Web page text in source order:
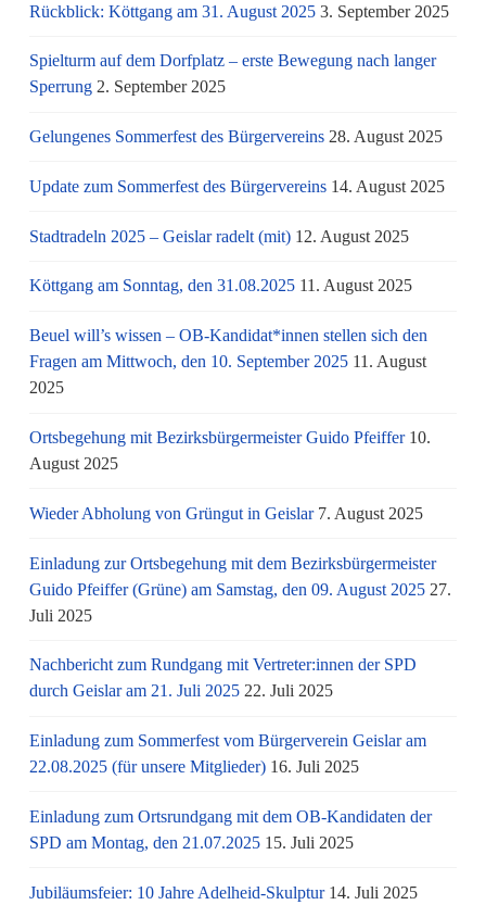
Rückblick: Köttgang am 31. August 2025 3. September 2025
Spielturm auf dem Dorfplatz – erste Bewegung nach langer
Sperrung 2. September 2025
Gelungenes Sommerfest des Bürgervereins 28. August 2025
Update zum Sommerfest des Bürgervereins 14. August 2025
Stadtradeln 2025 – Geislar radelt (mit) 12. August 2025
Köttgang am Sonntag, den 31.08.2025 11. August 2025
Beuel will’s wissen – OB-Kandidat*innen stellen sich den
Fragen am Mittwoch, den 10. September 2025 11. August
2025
Ortsbegehung mit Bezirksbürgermeister Guido Pfeiffer 10.
August 2025
Wieder Abholung von Grüngut in Geislar 7. August 2025
Einladung zur Ortsbegehung mit dem Bezirksbürgermeister
Guido Pfeiffer (Grüne) am Samstag, den 09. August 2025 27.
Juli 2025
Nachbericht zum Rundgang mit Vertreter:innen der SPD
durch Geislar am 21. Juli 2025 22. Juli 2025
Einladung zum Sommerfest vom Bürgerverein Geislar am
22.08.2025 (für unsere Mitglieder) 16. Juli 2025
Einladung zum Ortsrundgang mit dem OB-Kandidaten der
SPD am Montag, den 21.07.2025 15. Juli 2025
Jubiläumsfeier: 10 Jahre Adelheid-Skulptur 14. Juli 2025